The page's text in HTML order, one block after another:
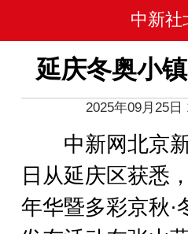
中新社
延庆冬奥小
2025年09月25
中新网北京新
日从延庆区获悉
年华暨多彩京秋·